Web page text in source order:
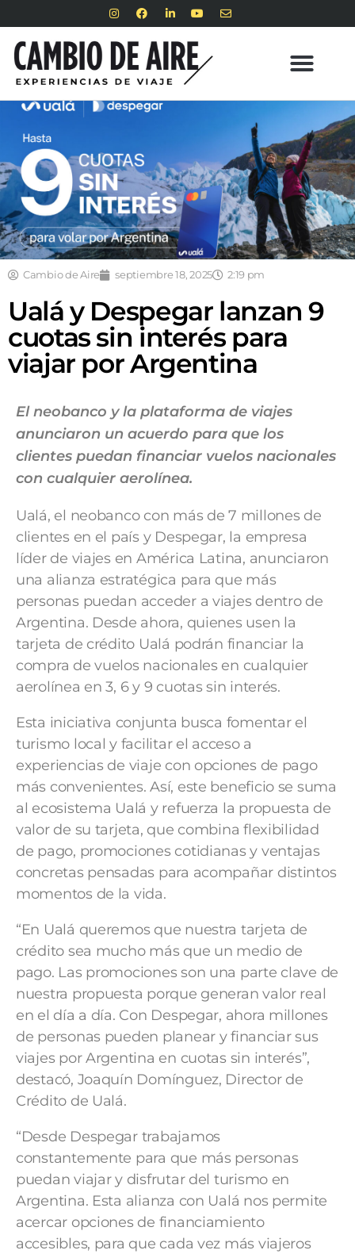
Cambio de Aire septiembre 18, 2025 2:19 pm
Ualá y Despegar lanzan 9
cuotas sin interés para
viajar por Argentina
El neobanco y la plataforma de viajes
anunciaron un acuerdo para que los
clientes puedan financiar vuelos nacionales
con cualquier aerolínea.
Ualá, el neobanco con más de 7 millones de
clientes en el país y Despegar, la empresa
líder de viajes en América Latina, anunciaron
una alianza estratégica para que más
personas puedan acceder a viajes dentro de
Argentina. Desde ahora, quienes usen la
tarjeta de crédito Ualá podrán financiar la
compra de vuelos nacionales en cualquier
aerolínea en 3, 6 y 9 cuotas sin interés.
Esta iniciativa conjunta busca fomentar el
turismo local y facilitar el acceso a
experiencias de viaje con opciones de pago
más convenientes. Así, este beneficio se suma
al ecosistema Ualá y refuerza la propuesta de
valor de su tarjeta, que combina flexibilidad
de pago, promociones cotidianas y ventajas
concretas pensadas para acompañar distintos
momentos de la vida.
“En Ualá queremos que nuestra tarjeta de
crédito sea mucho más que un medio de
pago. Las promociones son una parte clave de
nuestra propuesta porque generan valor real
en el día a día. Con Despegar, ahora millones
de personas pueden planear y financiar sus
viajes por Argentina en cuotas sin interés”,
destacó, Joaquín Domínguez, Director de
Crédito de Ualá.
“Desde Despegar trabajamos
constantemente para que más personas
puedan viajar y disfrutar del turismo en
Argentina. Esta alianza con Ualá nos permite
acercar opciones de financiamiento
accesibles, para que cada vez más viajeros